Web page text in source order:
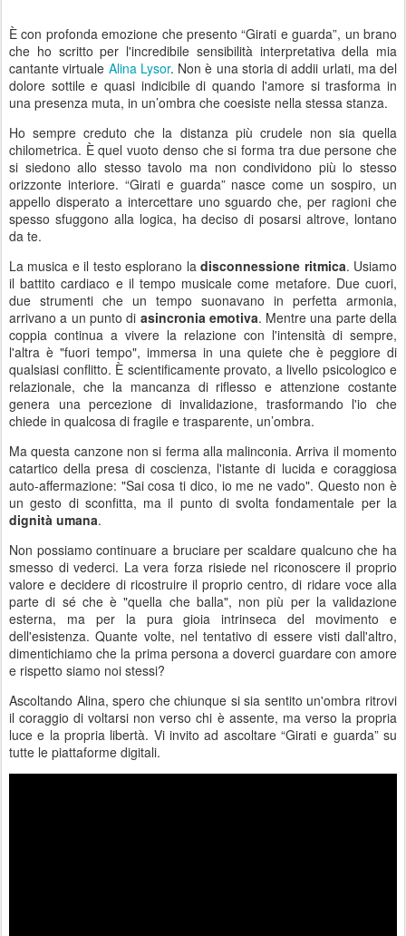
È con profonda emozione che presento “Girati e guarda”, un brano
che ho scritto per l'incredibile sensibilità interpretativa della mia
cantante virtuale Alina Lysor. Non è una storia di addii urlati, ma del
dolore sottile e quasi indicibile di quando l'amore si trasforma in
una presenza muta, in un’ombra che coesiste nella stessa stanza.
Ho sempre creduto che la distanza più crudele non sia quella
chilometrica. È quel vuoto denso che si forma tra due persone che
si siedono allo stesso tavolo ma non condividono più lo stesso
orizzonte interiore. “Girati e guarda” nasce come un sospiro, un
appello disperato a intercettare uno sguardo che, per ragioni che
spesso sfuggono alla logica, ha deciso di posarsi altrove, lontano
da te.
La musica e il testo esplorano ladisconnessione ritmica. Usiamo
il battito cardiaco e il tempo musicale come metafore. Due cuori,
due strumenti che un tempo suonavano in perfetta armonia,
arrivano a un punto di asincronia emotiva. Mentre una parte della
coppia continua a vivere la relazione con l'intensità di sempre,
l'altra è "fuori tempo", immersa in una quiete che è peggiore di
qualsiasi conflitto. È scientificamente provato, a livello psicologico e
relazionale, che la mancanza di riflesso e attenzione costante
genera una percezione di invalidazione, trasformando l'io che
chiede in qualcosa di fragile e trasparente, un’ombra.
Ma questa canzone non si ferma alla malinconia. Arriva il momento
catartico della presa di coscienza, l'istante di lucida e coraggiosa
auto-affermazione: "Sai cosa ti dico, io me ne vado". Questo non è
un gesto di sconfitta, ma il punto di svolta fondamentale per la
dignità umana.
Non possiamo continuare a bruciare per scaldare qualcuno che ha
smesso di vederci. La vera forza risiede nel riconoscere il proprio
valore e decidere di ricostruire il proprio centro, di ridare voce alla
parte di sé che è "quella che balla", non più per la validazione
esterna, ma per la pura gioia intrinseca del movimento e
dell'esistenza. Quante volte, nel tentativo di essere visti dall'altro,
dimentichiamo che la prima persona a doverci guardare con amore
e rispetto siamo noi stessi?
Ascoltando Alina, spero che chiunque si sia sentito un'ombra ritrovi
il coraggio di voltarsi non verso chi è assente, ma verso la propria
luce e la propria libertà. Vi invito ad ascoltare “Girati e guarda” su
tutte le piattaforme digitali.